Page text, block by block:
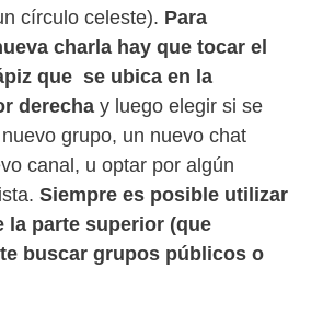
círculo celeste). Para
charla hay que tocar el
que se ubica en la
derecha y luego elegir si se
grupo, un nuevo chat
canal, u optar por algún
Siempre es posible utilizar
la parte superior (que
buscar grupos públicos o